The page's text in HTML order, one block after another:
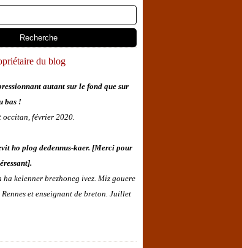
du blog
autant sur le fond que sur
bas !
occitan, février 2020.
ho plog dedennus-kaer. [Merci pour
ha kelenner brezhoneg ivez. Miz gouere
et enseignant de breton. Juillet